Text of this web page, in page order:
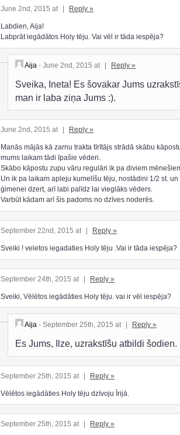
June 2nd, 2015 at Reply »
Labdien, Aija!
Labprāt iegādātos Holy tēju. Vai vēl ir tāda iespēja?
Aija - June 2nd, 2015 at | Reply »
Sveika, Ineta! Es šovakar Jums
man ir laba ziņa Jums :).
June 2nd, 2015 at Reply »
Manās mājās kā zarnu trakta tīrītājs strādā skābu
mums laikam tādi īpašie vēderi.
Skābo kāpostu zupu vāru regulāri ik pa diviem
Un ik pa laikam apleju kumelīšu tēju, nostādini 1/2 st.
ģimenei dzert, arī labi palīdz lai vieglāks vēders.
Varbūt kādam arī šis padoms no dzīves noderēs.
September 22nd, 2015 at Reply »
Sveiki ! veletos iegadaties Holy tēju .Vai ir tāda iespēja?
September 24th, 2015 at | Reply »
Sveiki, Vēlētos iegādāties Holy tēju. vai ir vēl iespēja?
Aija - September 25th, 2015 at Reply »
Es Jums, Ilze, uzrakstīšu atbildi šodien.
September 25th, 2015 at | Reply »
Vēlētos iegādāties Holy tēju dzīvoju Īrijā.
September 25th, 2015 at Reply »